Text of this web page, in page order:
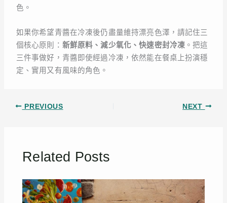
色。
如果你希望青醬在冷凍後仍盡量維持漂亮色澤，請記住三
個核心原則： 新鮮原料、減少氧化、快速密封冷凍 。把這
三件事做好，青醬即使經過冷凍，依然能在餐桌上扮演穩
定、實用又有風味的角色。
PREVIOUS NEXT
Related Posts